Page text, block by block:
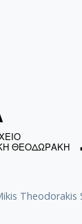
Theodorakis